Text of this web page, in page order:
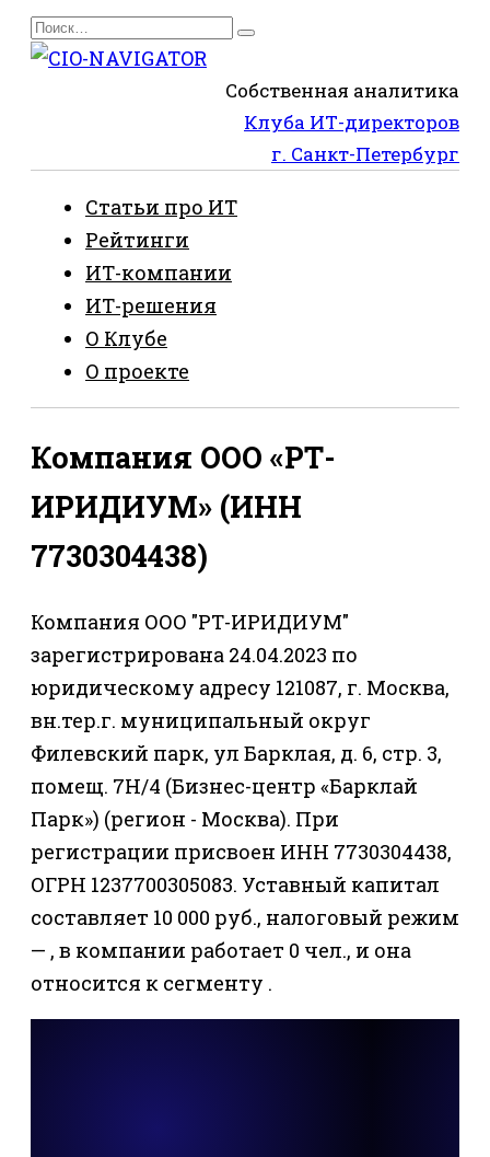
Перейти
к
Search
for:
Собственная аналитика
Клуба ИТ-директоров
г. Санкт-Петербург
Статьи про ИТ
Рейтинги
ИТ-компании
ИТ-решения
О Клубе
О проекте
Компания ООО «РТ-
ИРИДИУМ» (ИНН
7730304438)
Компания ООО "РТ-ИРИДИУМ"
зарегистрирована 24.04.2023 по
юридическому адресу 121087, г. Москва,
вн.тер.г. муниципальный округ
Филевский парк, ул Барклая, д. 6, стр. 3,
помещ. 7Н/4 (Бизнес-центр «Барклай
Парк») (регион - Москва). При
регистрации присвоен ИНН 7730304438,
ОГРН 1237700305083. Уставный капитал
составляет 10 000 руб., налоговый режим
— , в компании работает 0 чел., и она
относится к сегменту .